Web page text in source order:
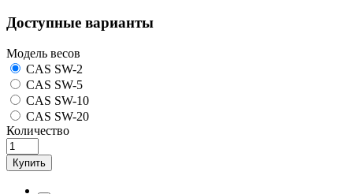
Доступные варианты
Модель весов
CAS SW-2
CAS SW-5
CAS SW-10
CAS SW-20
Количество
Купить